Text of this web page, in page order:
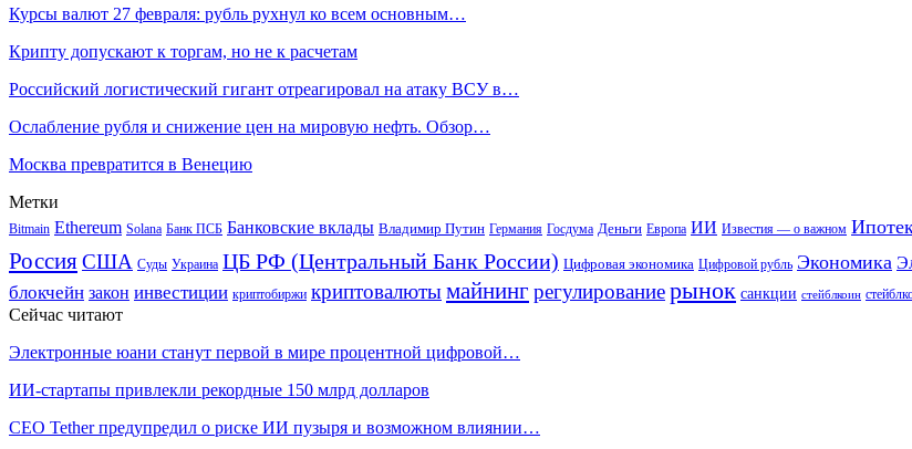
Курсы валют 27 февраля: рубль рухнул ко всем основным…
Крипту допускают к торгам, но не к расчетам
Российский логистический гигант отреагировал на атаку ВСУ в…
Ослабление рубля и снижение цен на мировую нефть. Обзор…
Москва превратится в Венецию
Метки
Bitmain Ethereum Solana Банк ПСБ Банковские вклады Владимир Путин Германия Госдума Деньги Европа ИИ Известия — о важном
РоссияСША Суды Украина ЦБ РФ (Центральный Банк России) Цифровая экономика Цифровой рубль Экономика
блокчейн закон инвестиции криптобиржи криптовалютымайнинг регулированиерынок санкции стейблкоин
Сейчас читают
Электронные юани станут первой в мире процентной цифровой…
ИИ-стартапы привлекли рекордные 150 млрд долларов
CEO Tether предупредил о риске ИИ пузыря и возможном влиянии…